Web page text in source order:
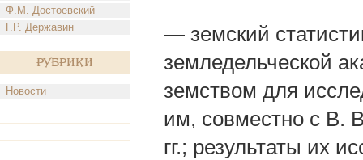
Ф.М. Достоевский
Г.Р. Державин
Рубрики
Новости
— земский
земледельческой
земством для
им, совместно с В.
гг.; результаты их